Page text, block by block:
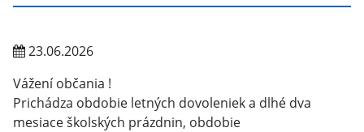
23.06.2026
Vážení občania !
Prichádza obdobie letných dovoleniek a dlhé dva
mesiace školských prázdnin, obdobie